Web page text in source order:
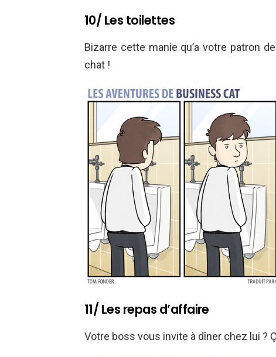
10/ Les toilettes
Bizarre cette manie qu’a votre patron
chat !
11/ Les repas d’affaire
Votre boss vous invite à dîner chez lui ?